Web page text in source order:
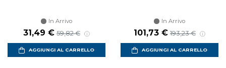
In Arrivo
31,49 € 59,82 €
AGGIUNGI AL CARRELLO
In Arrivo
101,73 € 193,23 €
AGGIUNGI AL CARRELLO